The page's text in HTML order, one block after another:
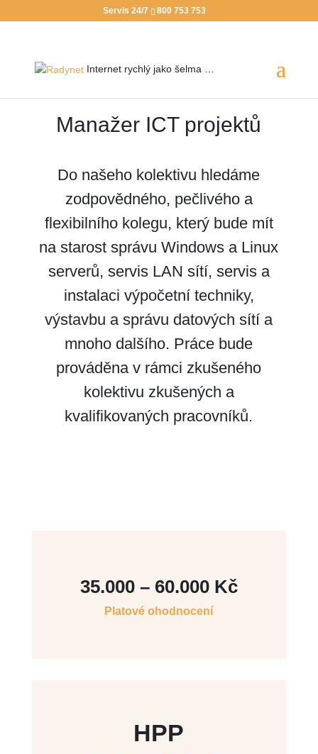
Servis 24/7 800 753 753
Internet rychlý jako šelma …
Manažer ICT projektů
Do našeho kolektivu hledáme
zodpovědného, pečlivého a
flexibilního kolegu, který bude mít
na starost správu Windows a Linux
serverů, servis LAN sítí, servis a
instalaci výpočetní techniky,
výstavbu a správu datových sítí a
mnoho dalšího. Práce bude
prováděna v rámci zkušeného
kolektivu zkušených a
kvalifikovaných pracovníků.
35.000 – 60.000 Kč
Platové ohodnocení
HPP